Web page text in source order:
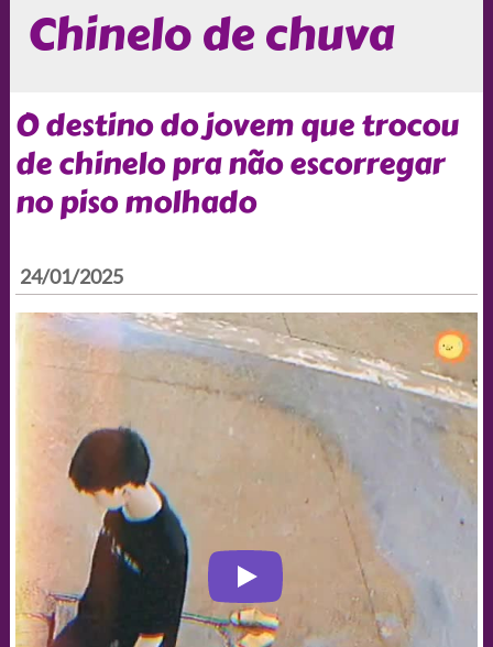
Chinelo de chuva
O destino do jovem que trocou
de chinelo pra não escorregar
no piso molhado
24/01/2025